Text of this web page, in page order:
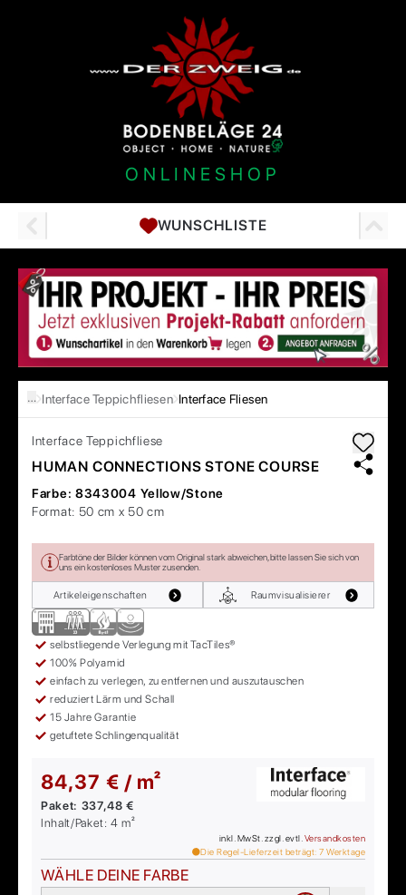
ONLINESHOP
WUNSCHLISTE
… Interface Teppichfliesen Interface Fliesen
Interface Teppichfliese
HUMAN CONNECTIONS STONE COURSE
Farbe: 8343004 Yellow/Stone
Format: 50 cm x 50 cm
Farbtöne der Bilder können vom Original stark abweichen, bitte lassen Sie sich von
uns ein kostenloses Muster zusenden.
Artikeleigenschaften Raumvisualisierer
selbstliegende Verlegung mit TacTiles®
100% Polyamid
einfach zu verlegen, zu entfernen und auszutauschen
reduziert Lärm und Schall
15 Jahre Garantie
getuftete Schlingenqualität
84,37 € / m²
Paket: 337,48 €
Inhalt/Paket:4 m²
inkl. MwSt. zzgl. evtl. Versandkosten
Die Regel-Lieferzeit beträgt: 7 Werktage
WÄHLE DEINE FARBE